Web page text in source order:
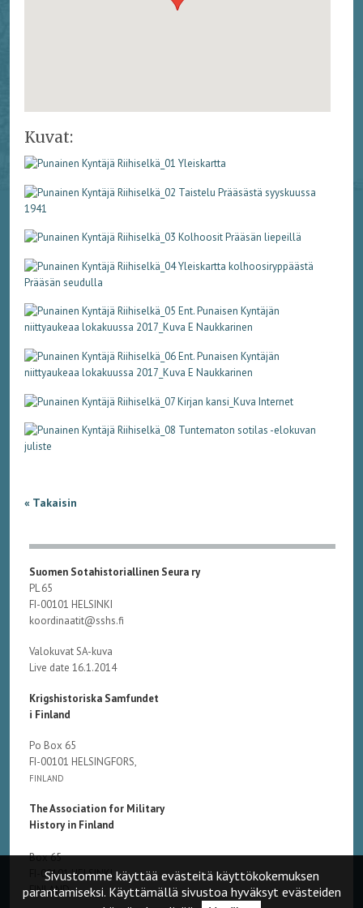
Kuvat:
« Takaisin
Suomen Sotahistoriallinen Seura ry
PL 65
FI-00101 HELSINKI
koordinaatit@sshs.fi
Valokuvat SA-kuva
Live date 16.1.2014
Krigshistoriska Samfundet
i Finland
Po Box 65
FI-00101 HELSINGFORS,
FINLAND
The Association for Military
History in Finland
Box 65
FI-00101 HELSINKI,
FINLAND
Sivustomme käyttää evästeitä käyttökokemuksen
parantamiseksi. Käyttämällä sivustoa hyväksyt evästeiden